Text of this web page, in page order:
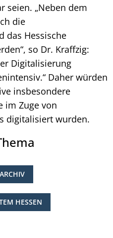
seien. „Neben dem
die
das Hessische
so Dr. Kraffzig:
Digitalisierung
Daher würden
insbesondere
im Zuge von
digitalisiert wurden.
HESSEN